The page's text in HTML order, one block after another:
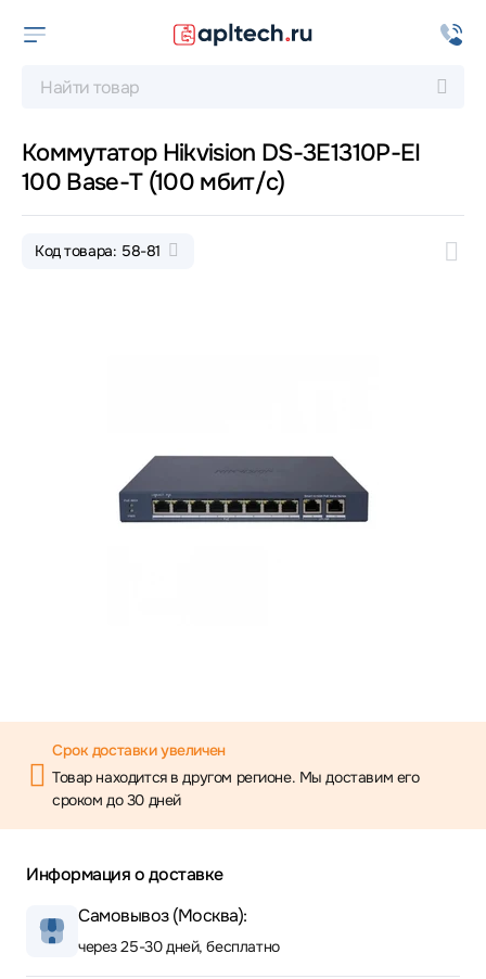
Коммутатор Hikvision DS-3E1310P-EI
100 Base-T (100 мбит/с)
Код товара: 58-81
Срок доставки увеличен
Товар находится в другом регионе. Мы доставим его
сроком до 30 дней
Информация о доставке
Самовывоз (Москва):
через 25-30 дней, бесплатно